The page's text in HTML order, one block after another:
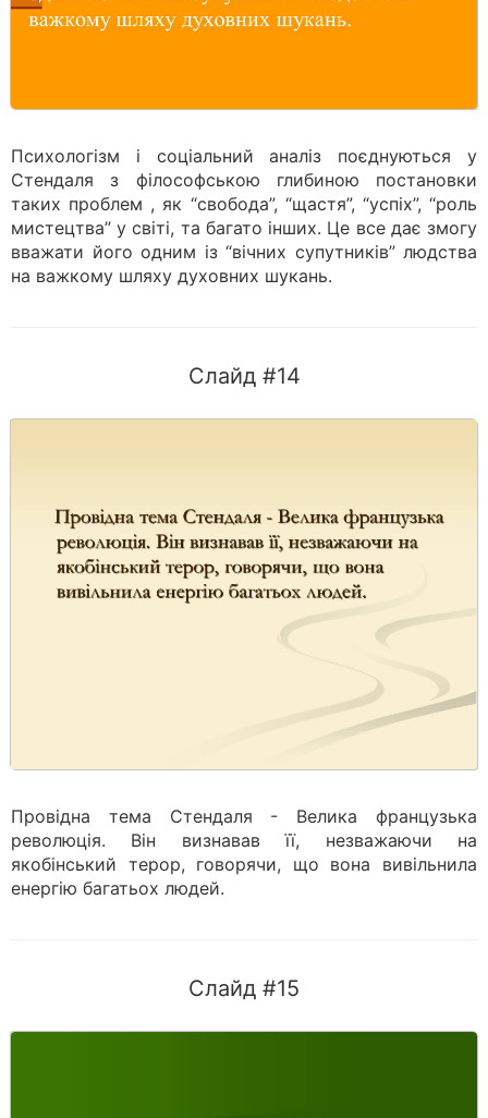
Психологізм і соціальний аналіз поєднуються у
Стендаля з філософською глибиною постановки
таких проблем , як “свобода”, “щастя”, “успіх”, “роль
мистецтва” у світі, та багато інших. Це все дає змогу
вважати його одним із “вічних супутників” людства
на важкому шляху духовних шукань.
Слайд #14
Провідна тема Стендаля - Велика французька
революція. Він визнавав її, незважаючи на
якобінський терор, говорячи, що вона вивільнила
енергію багатьох людей.
Слайд #15